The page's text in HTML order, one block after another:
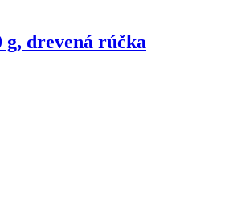
g, drevená rúčka